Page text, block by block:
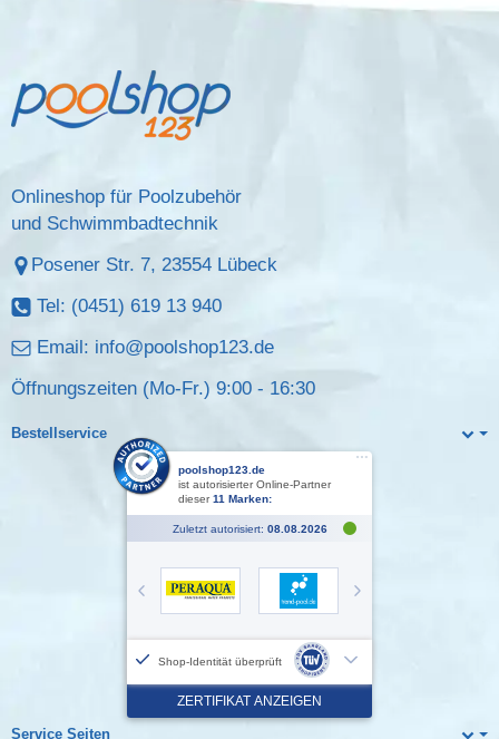
Onlineshop für Poolzubehör
und Schwimmbadtechnik
Posener Str. 7, 23554 Lübeck
Tel: (0451) 619 13 940
Email: info@poolshop123.de
Öffnungszeiten (Mo-Fr.) 9:00 - 16:30
Bestellservice
Service Seiten